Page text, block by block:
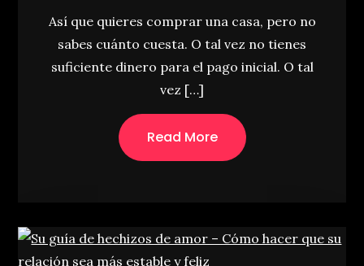
Así que quieres comprar una casa, pero no
sabes cuánto cuesta. O tal vez no tienes
suficiente dinero para el pago inicial. O tal
vez […]
Read More